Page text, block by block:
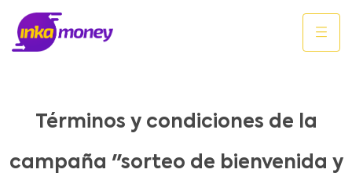
Términos y condiciones de la
campaña "sorteo de bienvenida y